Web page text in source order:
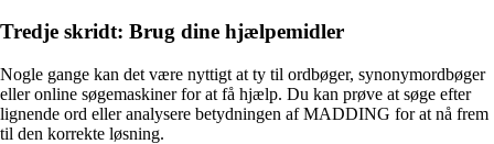
Tredje skridt: Brug dine hjælpemidler
Nogle gange kan det være nyttigt at ty til ordbøger, synonymordbøger
eller online søgemaskiner for at få hjælp. Du kan prøve at søge efter
lignende ord eller analysere betydningen af MADDING for at nå frem
til den korrekte løsning.